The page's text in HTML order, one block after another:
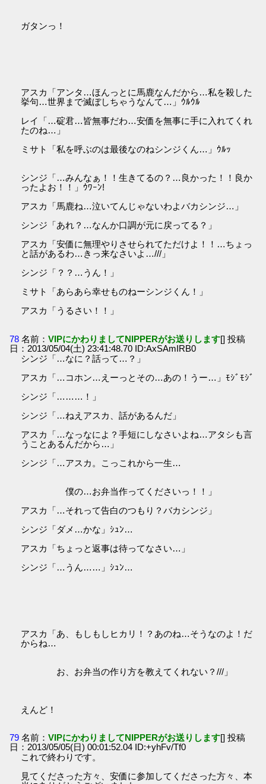
ガタンっ！
アスカ「アンタ…ほんっとに馬鹿なんだから…私を殺した
挙句…世界まで滅ぼしちゃうなんて…」ｳﾙｳﾙ
レイ「…碇君…皆無事だわ…安価を無事に手に入れてくれ
たのね…」
ミサト「私を呼ぶのは最後なのねシンジくん…」ｳﾙｯ
シンジ「…みんなぁ！！生きてるの？…良かった！！良か
ったよお！！」ｳﾜｰﾝ!
アスカ「馬鹿ね…泣いてんじゃないわよバカシンジ…」
シンジ「あれ？…なんか口調が元に戻ってる？」
アスカ「安価に無理やりさせられてただけよ！！…ちょっ
と話があるわ…きっ来なさいよ…///」
シンジ「？？…うん！」
ミサト「あらあら幸せものねーシンジくん！」
アスカ「うるさい！！」
78 名前：VIPにかわりましてNIPPERがお送りします[] 投稿
日：2013/05/04(土) 23:41:48.70 ID:AxSAmIRB0
シンジ「…なに？話って…？」
アスカ「…コホン…えーっとその…あの！うー…」ﾓｼﾞﾓｼﾞ
シンジ「………！」
シンジ「…ねえアスカ、話があるんだ」
アスカ「…なっなによ？手短にしなさいよね…アタシも言
うことあるんだから…」
シンジ「…アスカ。こっこれから一生…
僕の…お弁当作ってくださいっ！！」
アスカ「…それって告白のつもり？バカシンジ」
シンジ「ダメ…かな」ｼｭﾝ…
アスカ「ちょっと返事は待ってなさい…」
シンジ「…うん……」ｼｭﾝ…
アスカ「あ、もしもしヒカリ！？あのね…そうなのよ！だ
からね…
お、お弁当の作り方を教えてくれない？///」
えんど！
79 名前：VIPにかわりましてNIPPERがお送りします[] 投稿
日：2013/05/05(日) 00:01:52.04 ID:+yhFv/Tf0
これで終わりです。
見てくださった方々、安価に参加してくださった方々、本